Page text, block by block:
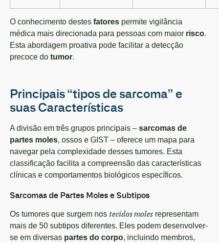
O conhecimento destes fatores permite vigilância
médica mais direcionada para pessoas com maior risco.
Esta abordagem proativa pode facilitar a detecção
precoce do tumor.
Principais “tipos de sarcoma” e
suas Características
A divisão em três grupos principais – sarcomas de
partes moles, ossos e GIST – oferece um mapa para
navegar pela complexidade desses tumores. Esta
classificação facilita a compreensão das características
clínicas e comportamentos biológicos específicos.
Sarcomas de Partes Moles e Subtipos
Os tumores que surgem nos tecidos moles representam
mais de 50 subtipos diferentes. Eles podem desenvolver-
se em diversas partes do corpo, incluindo membros,